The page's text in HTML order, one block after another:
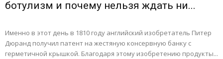
ботулизм и почему нельзя ждать ни...
Именно в этот день в 1810 году английский изобретатель Питер
Дюранд получил патент на жестяную консервную банку с
герметичной крышкой. Благодаря этому изобретению продукты...